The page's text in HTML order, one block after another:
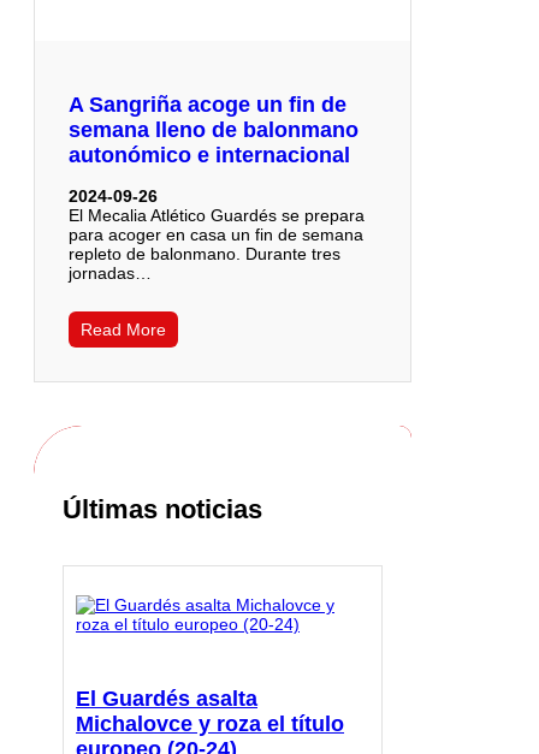
A Sangriña acoge un fin de
semana lleno de balonmano
autonómico e internacional
2024-09-26
El Mecalia Atlético Guardés se prepara
para acoger en casa un fin de semana
repleto de balonmano. Durante tres
jornadas…
Read More
Últimas noticias
El Guardés asalta
Michalovce y roza el título
europeo (20-24)